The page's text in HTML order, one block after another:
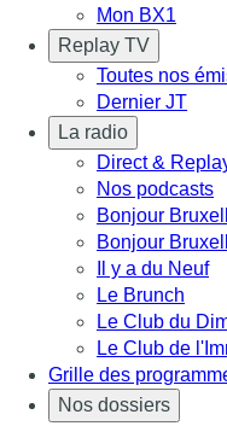
Mon BX1
Replay TV
Toutes nos
Dernier JT
La radio
Direct &
Nos podcasts
Bonjour
Bonjour
Il y a du Neuf
Le Brunch
Le Club du
Le Club de
Grille des
Nos dossiers